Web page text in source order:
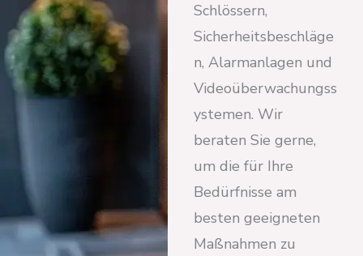
Schlössern,
Sicherheitsbeschläge
n, Alarmanlagen und
Videoüberwachungss
ystemen. Wir
beraten Sie gerne,
um die für Ihre
Bedürfnisse am
besten geeigneten
Maßnahmen zu